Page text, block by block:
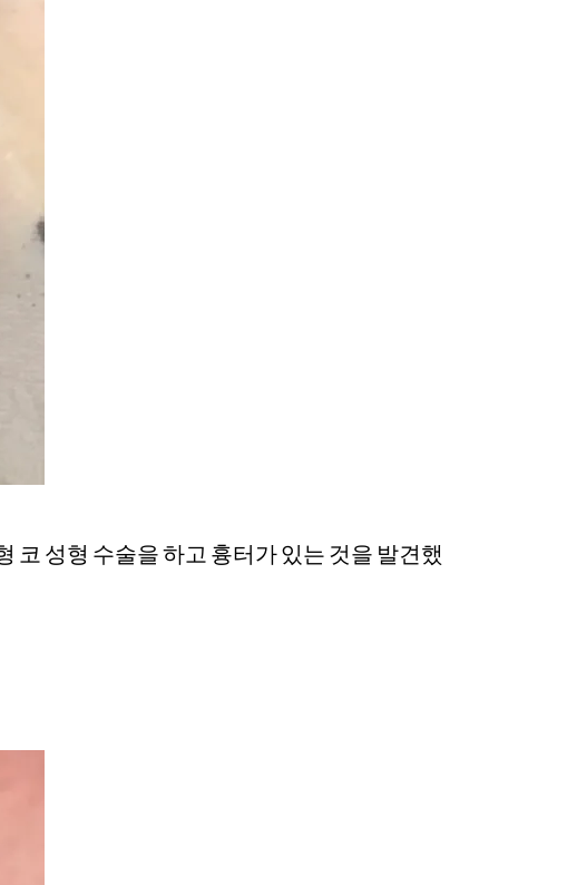
성형 수술을 하고 흉터가 있는 것을 발견했